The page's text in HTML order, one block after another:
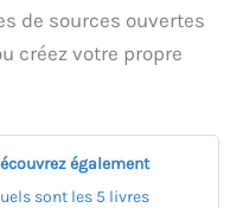
de sources ouvertes
créez votre propre
également
sont les 5 livres